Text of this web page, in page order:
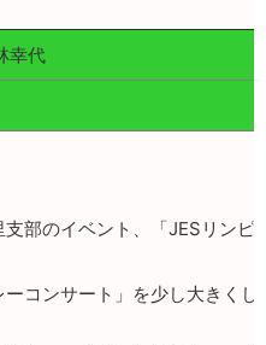
幸代
部のイベント、「JESリンピ
コンサート」を少し大きく